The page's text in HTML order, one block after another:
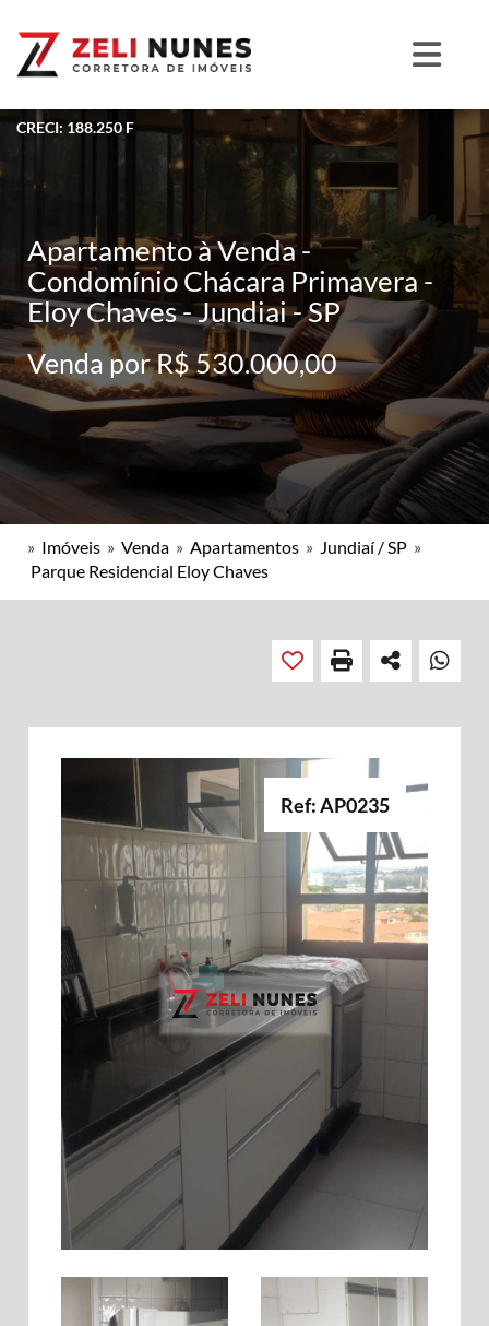
CRECI: 188.250 F
Apartamento à Venda -
Condomínio Chácara Primavera -
Eloy Chaves - Jundiai - SP
Venda por R$ 530.000,00
» Imóveis » Venda » Apartamentos » Jundiaí / SP »
Parque Residencial Eloy Chaves
Ref: AP0235